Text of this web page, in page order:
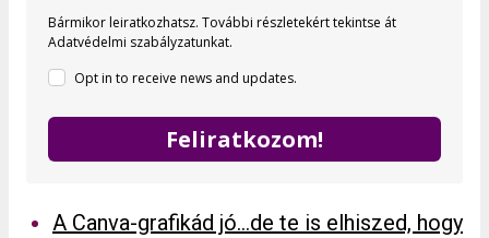
Bármikor leiratkozhatsz. További részletekért tekintse át
Adatvédelmi szabályzatunkat.
Opt in to receive news and updates.
Feliratkozom!
A Canva-grafikád jó…de te is elhiszed, hogy